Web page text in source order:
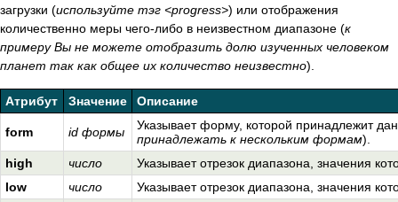
загрузки (используйте тэг <progress>) или отображения
количественно меры чего-либо в неизвестном диапазоне (к
примеру Вы не можете отобразить долю изученных человеком
планет так как общее их количество неизвестно).
Атрибут Значение Описание
form id формы
Указывает форму, которой принадлежит
принадлежать к нескольким формам).
high
число
Указывает отрезок диапазона, значения
low
число
Указывает отрезок диапазона, значения